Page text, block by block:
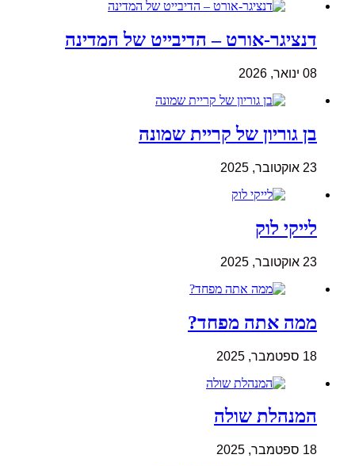
דנציגר-אורט – הדיבייט של המדינה
08 ינואר, 2026
בן גוריון של קריית שמונה
23 אוקטובר, 2025
לייקי לוק
23 אוקטובר, 2025
ממה אתה מפחד?
18 ספטמבר, 2025
המנהלת שולה
18 ספטמבר, 2025